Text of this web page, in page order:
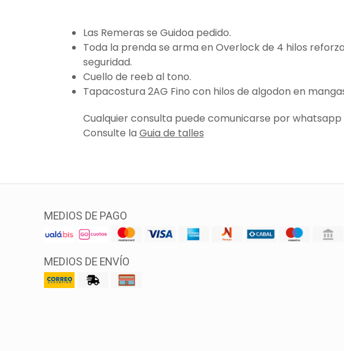
Las Remeras se Guidoa pedido.
Toda la prenda se arma en Overlock de 4 hilos
seguridad.
Cuello de reeb al tono.
Tapacostura 2AG Fino con hilos de algodon en
Cualquier consulta puede comunicarse por whatsapp
Consulte la Guia de talles
MEDIOS DE PAGO
MEDIOS DE ENVÍO